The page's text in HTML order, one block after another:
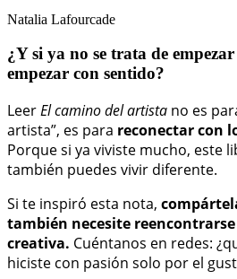
Natalia Lafourcade
¿Y si ya no se trata de
empezar con sentido?
LeerEl camino del artista no es
artista”, es para reconectar con
Porque si ya viviste mucho, este
también puedes vivir diferente.
Si te inspiró esta nota,
también necesite
creativa. Cuéntanos en redes:
hiciste con pasión solo por el